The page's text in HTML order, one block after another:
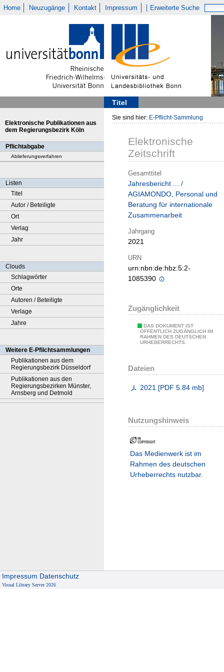
Home Neuzugänge Kontakt Impressum Erweiterte Suche
Titel
Elektronische Publikationen aus
dem Regierungsbezirk Köln
Pflichtabgabe
Ablieferungsverfahren
Listen
Titel
Autor / Beteiligte
Ort
Verlag
Jahr
Clouds
Schlagwörter
Orte
Autoren / Beteiligte
Verlage
Jahre
Weitere E-Pflichtsammlungen
Publikationen aus dem
Regierungsbezirk Düsseldorf
Publikationen aus den
Regierungsbezirken Münster,
Arnsberg und Detmold
Sie sind hier: E-Pflicht-Sammlung
Elektronische
Zeitschrift
Gesamttitel
Jahresbericht ... /
AGIAMONDO, Personal und
Beratung für internationale
Zusammenarbeit
Jahrgang
2021
URN
urn:nbn:de:hbz:5:2-
1085390
Zugänglichkeit
DAS DOKUMENT IST
ÖFFENTLICH ZUGÄNGLICH IM
RAHMEN DES DEUTSCHEN
URHEBERRECHTS.
Dateien
2021 [PDF 5.84 mb]
Nutzungshinweis
Das Medienwerk ist im
Rahmen des deutschen
Urheberrechts nutzbar.
Impressum Datenschutz
Visual Library Server 2026